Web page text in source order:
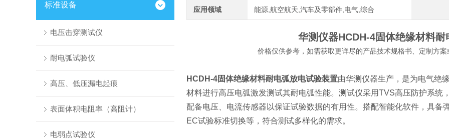
标准设备
电压击穿测试仪
耐电弧试验仪
高压、低压漏电起痕
表面体积电阻率（高阻计）
电弱点试验仪
应用领域 能源,航空航天,汽车及零部件,电气,综合
华测仪器HCDH-4固体绝缘材料
价格仅供参考，如需获取更详尽的产品技术规格书、定制方
HCDH-4固体绝缘材料耐电弧放电试验装置由华测仪器生产， 是为电气绝
材料进行高压电弧激发测试其耐电弧性能。测试仪采用TVS高压防护系统
配备电压、电流传感器以保证试验数据的有用性。搭配智能化软件，具
EC试验标准切换等，符合测试多样化的需求。